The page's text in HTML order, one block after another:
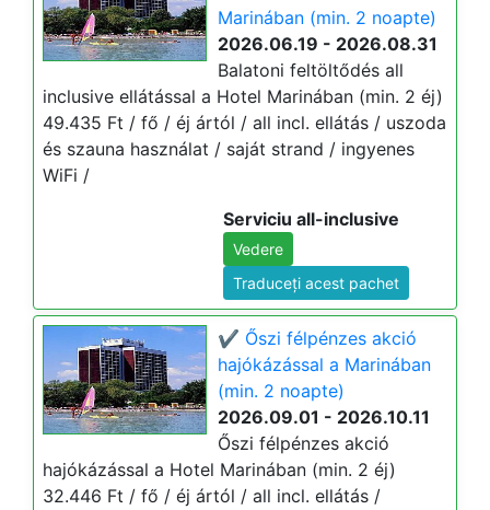
Marinában (min. 2 noapte)
2026.06.19 - 2026.08.31
Balatoni feltöltődés all
inclusive ellátással a Hotel Marinában (min. 2 éj)
49.435 Ft / fő / éj ártól / all incl. ellátás / uszoda
és szauna használat / saját strand / ingyenes
WiFi /
Serviciu all-inclusive
Vedere
Traduceți acest pachet
✔️ Őszi félpénzes akció
hajókázással a Marinában
(min. 2 noapte)
2026.09.01 - 2026.10.11
Őszi félpénzes akció
hajókázással a Hotel Marinában (min. 2 éj)
32.446 Ft / fő / éj ártól / all incl. ellátás /